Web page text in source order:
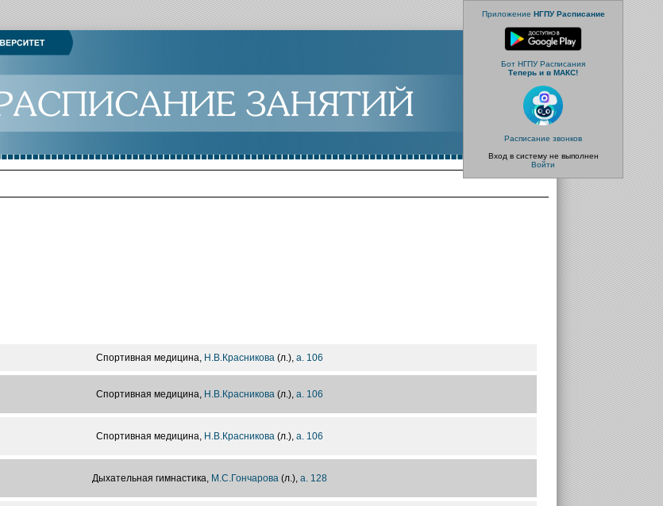
Приложение НГПУ Расписание
Бот НГПУ Расписания
Теперь и в МАКС!
Расписание звонков
Вход в систему не выполнен
Войти
Спортивная медицина, Н.В.Красникова(л.), а. 106
Спортивная медицина, Н.В.Красникова(л.), а. 106
Спортивная медицина, Н.В.Красникова(л.), а. 106
Дыхательная гимнастика, М.С.Гончарова(л.), а. 128